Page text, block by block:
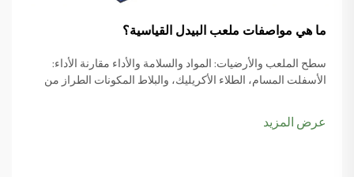
ما هي مواصفات ملعب البيدل القياسية؟
سطح الملعب والأرضيات: المواد والسلامة والأداء مقارنة الأداء:
الأسفلت المسام، الطلاء الأكريليك، والبلاط المكونات الطراز من
عرض المزيد